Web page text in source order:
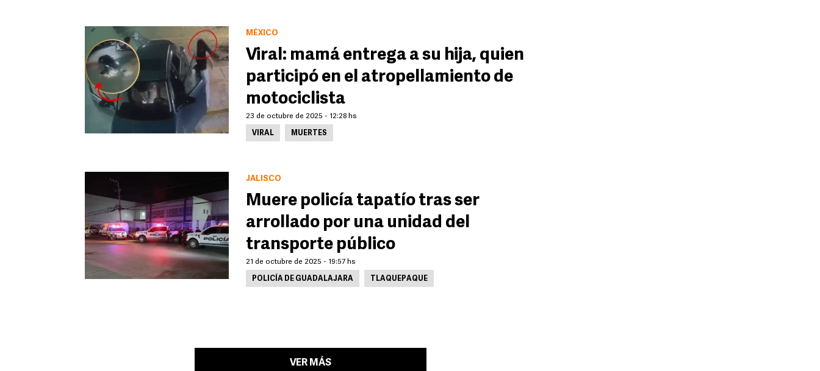
MÉXICO
Viral: mamá entrega a su hija, quien
participó en el atropellamiento de
motociclista
23 de octubre de 2025 - 12:28 hs
VIRAL MUERTES
JALISCO
Muere policía tapatío tras ser
arrollado por una unidad del
transporte público
21 de octubre de 2025 - 19:57 hs
POLICÍA DE GUADALAJARA TLAQUEPAQUE
VER MÁS